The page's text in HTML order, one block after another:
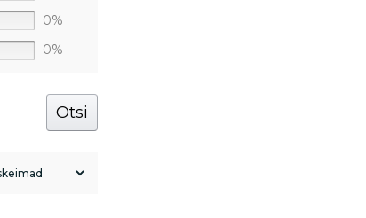
0%
0%
Otsi